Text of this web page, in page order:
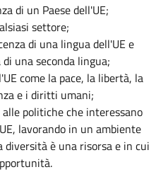
di un Paese dell'UE;
settore;
di una lingua dell'UE e
una seconda lingua;
come la pace, la libertà, la
e i diritti umani;
politiche che interessano
lavorando in un ambiente
è una risorsa e in cui